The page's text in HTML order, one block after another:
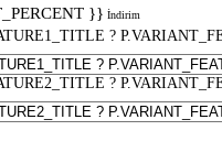
}} İndirim
?
?